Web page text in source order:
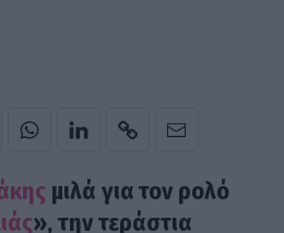
μιλά για τον ρολό
», την τεράστια